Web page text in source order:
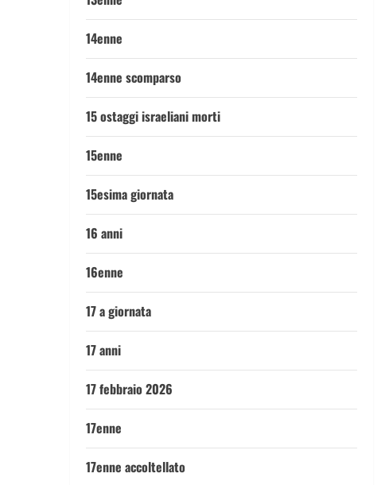
14enne
14enne scomparso
15 ostaggi israeliani morti
15enne
15esima giornata
16 anni
16enne
17 a giornata
17 anni
17 febbraio 2026
17enne
17enne accoltellato